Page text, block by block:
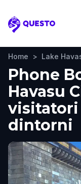
Questo
Home > Lake
Phone
Havasu
visitatori
dintorni